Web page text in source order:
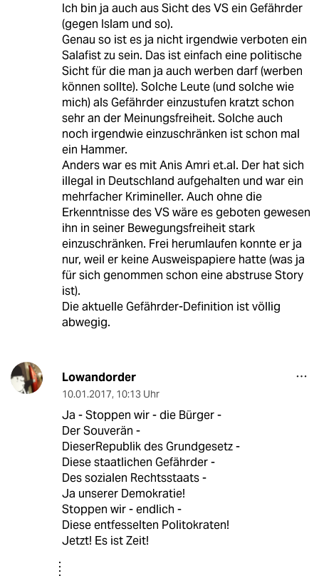
Ich bin ja auch aus Sicht des VS ein Gefährder
(gegen Islam und so).
Genau so ist es ja nicht irgendwie verboten ein
Salafist zu sein. Das ist einfach eine politische
Sicht für die man ja auch werben darf (werben
können sollte). Solche Leute (und solche wie
mich) als Gefährder einzustufen kratzt schon
sehr an der Meinungsfreiheit. Solche auch
noch irgendwie einzuschränken ist schon mal
ein Hammer.
Anders war es mit Anis Amri et.al. Der hat sich
illegal in Deutschland aufgehalten und war ein
mehrfacher Krimineller. Auch ohne die
Erkenntnisse des VS wäre es geboten gewesen
ihn in seiner Bewegungsfreiheit stark
einzuschränken. Frei herumlaufen konnte er ja
nur, weil er keine Ausweispapiere hatte (was ja
für sich genommen schon eine abstruse Story
ist).
Die aktuelle Gefährder-Definition ist völlig
abwegig.
Lowandorder
10.01.2017, 10:13 Uhr
Ja - Stoppen wir - die Bürger -
Der Souverän -
DieserRepublik des Grundgesetz -
Diese staatlichen Gefährder -
Des sozialen Rechtsstaats -
Ja unserer Demokratie!
Stoppen wir - endlich -
Diese entfesselten Politokraten!
Jetzt! Es ist Zeit!